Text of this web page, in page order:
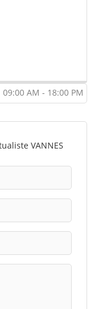
09:00 AM - 18:00 PM
VANNES